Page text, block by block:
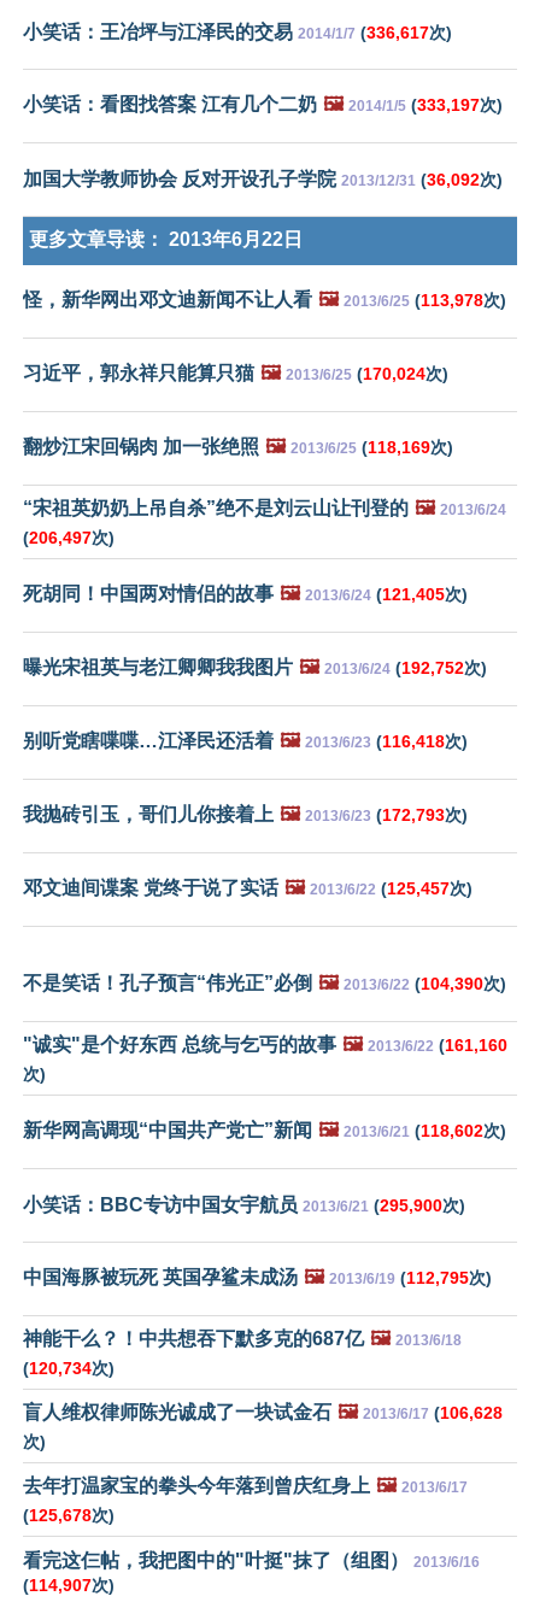
小笑话：王冶坪与江泽民的交易 2014/1/7 (336,617次)
小笑话：看图找答案 江有几个二奶 🖼️ 2014/1/5 (333,197次)
加国大学教师协会 反对开设孔子学院 2013/12/31 (36,092次)
更多文章导读： 2013年6月22日
怪，新华网出邓文迪新闻不让人看 🖼️ 2013/6/25 (113,978次)
习近平，郭永祥只能算只猫 🖼️ 2013/6/25 (170,024次)
翻炒江宋回锅肉 加一张绝照 🖼️ 2013/6/25 (118,169次)
“宋祖英奶奶上吊自杀”绝不是刘云山让刊登的 🖼️ 2013/6/24
(206,497次)
死胡同！中国两对情侣的故事 🖼️ 2013/6/24 (121,405次)
曝光宋祖英与老江卿卿我我图片 🖼️ 2013/6/24 (192,752次)
别听党瞎喋喋…江泽民还活着 🖼️ 2013/6/23 (116,418次)
我抛砖引玉，哥们儿你接着上 🖼️ 2013/6/23 (172,793次)
邓文迪间谍案 党终于说了实话 🖼️ 2013/6/22 (125,457次)
不是笑话！孔子预言“伟光正”必倒 🖼️ 2013/6/22 (104,390次)
"诚实"是个好东西 总统与乞丐的故事 🖼️ 2013/6/22 (161,160
次)
新华网高调现“中国共产党亡”新闻 🖼️ 2013/6/21 (118,602次)
小笑话：BBC专访中国女宇航员 2013/6/21 (295,900次)
中国海豚被玩死 英国孕鲨未成汤 🖼️ 2013/6/19 (112,795次)
神能干么？！中共想吞下默多克的687亿 🖼️ 2013/6/18
(120,734次)
盲人维权律师陈光诚成了一块试金石 🖼️ 2013/6/17 (106,628
次)
去年打温家宝的拳头今年落到曾庆红身上 🖼️ 2013/6/17
(125,678次)
看完这仨帖，我把图中的"叶挺"抹了（组图） 2013/6/16
(114,907次)